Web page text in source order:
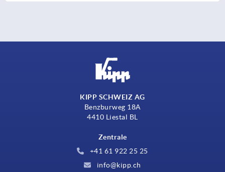
KIPP SCHWEIZ AG
Benzburweg 18A
4410 Liestal BL
Zentrale
+41 61 922 25 25
info@kipp.ch